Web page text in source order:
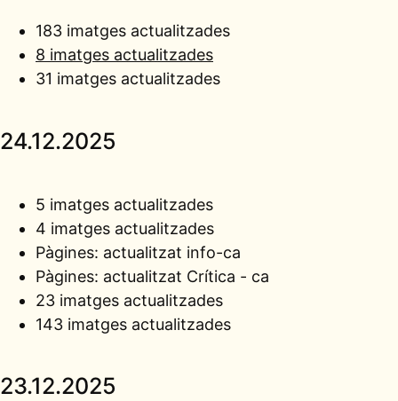
183 imatges actualitzades
8 imatges actualitzades
31 imatges actualitzades
24.12.2025
5 imatges actualitzades
4 imatges actualitzades
Pàgines: actualitzat info-ca
Pàgines: actualitzat Crítica - ca
23 imatges actualitzades
143 imatges actualitzades
23.12.2025